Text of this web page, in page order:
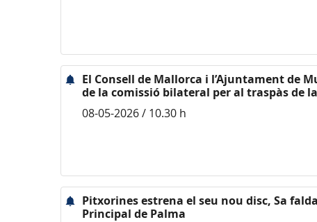
El Consell de Mallorca i l’Ajuntament de
de la comissió bilateral per al traspàs de
08-05-2026 / 10.30 h
Pitxorines estrena el seu nou disc, Sa
Principal de Palma